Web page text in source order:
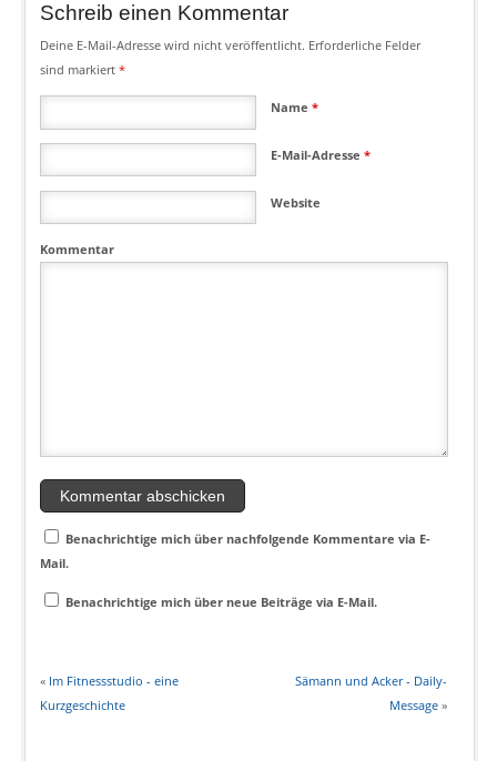
Schreib einen Kommentar
Deine E-Mail-Adresse wird nicht veröffentlicht. Erforderliche Felder
sind markiert *
Name*
E-Mail-Adresse*
Website
Kommentar
Benachrichtige mich über nachfolgende Kommentare via E-
Mail.
Benachrichtige mich über neue Beiträge via E-Mail.
« Im Fitnessstudio - eine
Kurzgeschichte
Sämann und Acker - Daily-
Message »